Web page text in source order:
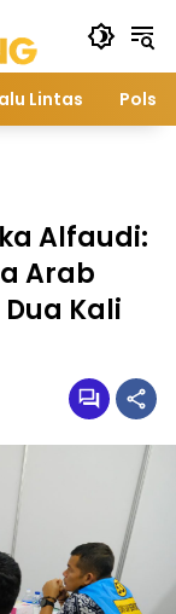
Lintas
Alfaudi:
Arab
Kali